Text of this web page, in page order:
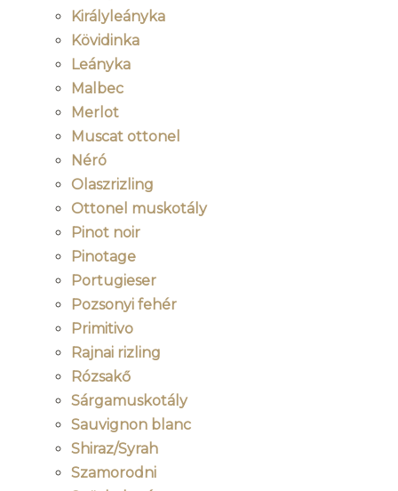
Királyleányka
Kövidinka
Leányka
Malbec
Merlot
Muscat ottonel
Néró
Olaszrizling
Ottonel muskotály
Pinot noir
Pinotage
Portugieser
Pozsonyi fehér
Primitivo
Rajnai rizling
Rózsakő
Sárgamuskotály
Sauvignon blanc
Shiraz/Syrah
Szamorodni